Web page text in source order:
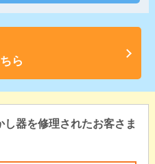
ら
器を修理されたお客さま